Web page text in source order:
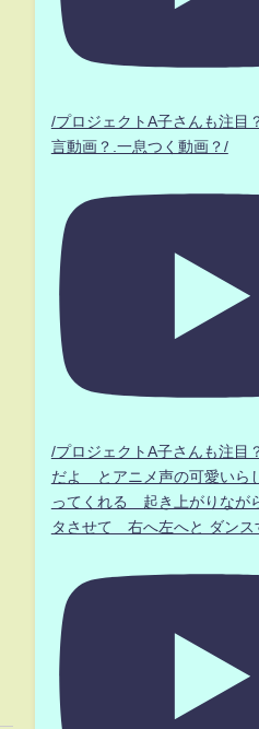
/プロジェクトA子さんも注
言動画？.一息つく動画？/
/プロジェクトA子さんも注
だよ とアニメ声の可愛いら
ってくれる 起き上がりなが
タさせて 右へ左へと ダンス